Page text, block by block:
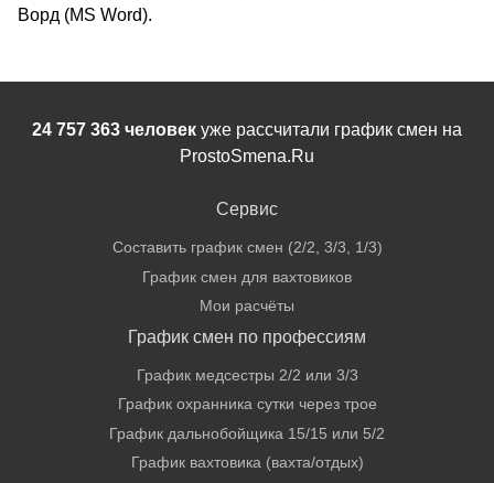
Ворд (MS Word).
24 757 363 человек уже рассчитали график смен на
ProstoSmena.Ru
Сервис
Составить график смен (2/2, 3/3, 1/3)
График смен для вахтовиков
Мои расчёты
График смен по профессиям
График медсестры 2/2 или 3/3
График охранника сутки через трое
График дальнобойщика 15/15 или 5/2
График вахтовика (вахта/отдых)